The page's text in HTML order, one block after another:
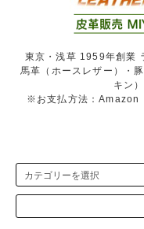
東京・浅草 1959年創業
馬革（ホースレザー）・
キン
※お支払方法：